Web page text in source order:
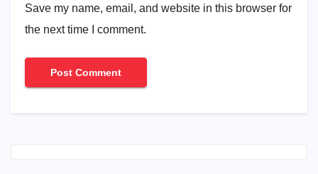
Save my name, email, and website in this browser for
the next time I comment.